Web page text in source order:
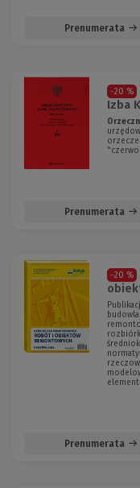
Prenumerata
-20 %
Izba
Prenumerata
-20 %
Prenumerata